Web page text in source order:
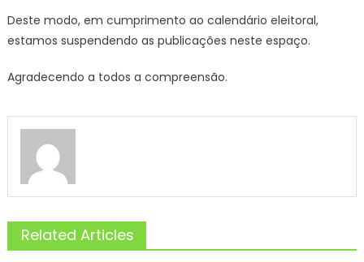
Deste modo, em cumprimento ao calendário eleitoral,
estamos suspendendo as publicações neste espaço.
Agradecendo a todos a compreensão.
Related Articles